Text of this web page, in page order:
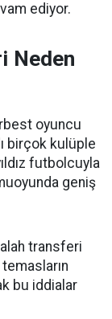
ediyor.
Neden
oyuncu
birçok kulüple
futbolcuyla
geniş
transferi
bu iddialar